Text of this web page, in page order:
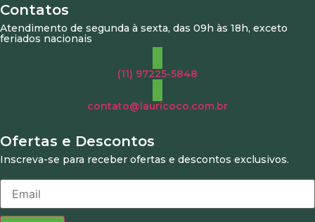
Contatos
Atendimento de segunda à sexta, das 09h às 18h, exceto
feriados nacionais
(11) 97225-5848
contato@lauricoco.com.br
Ofertas e Descontos
Inscreva-se para receber ofertas e descontos exclusivos.